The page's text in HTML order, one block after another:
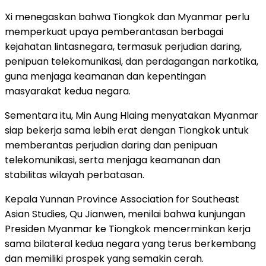
Xi menegaskan bahwa Tiongkok dan Myanmar perlu
memperkuat upaya pemberantasan berbagai
kejahatan lintasnegara, termasuk perjudian daring,
penipuan telekomunikasi, dan perdagangan narkotika,
guna menjaga keamanan dan kepentingan
masyarakat kedua negara.
Sementara itu, Min Aung Hlaing menyatakan Myanmar
siap bekerja sama lebih erat dengan Tiongkok untuk
memberantas perjudian daring dan penipuan
telekomunikasi, serta menjaga keamanan dan
stabilitas wilayah perbatasan.
Kepala Yunnan Province Association for Southeast
Asian Studies, Qu Jianwen, menilai bahwa kunjungan
Presiden Myanmar ke Tiongkok mencerminkan kerja
sama bilateral kedua negara yang terus berkembang
dan memiliki prospek yang semakin cerah.